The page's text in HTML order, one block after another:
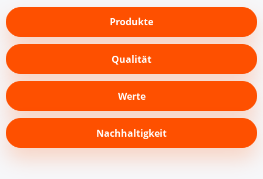
Produkte
Qualität
Werte
Nachhaltigkeit